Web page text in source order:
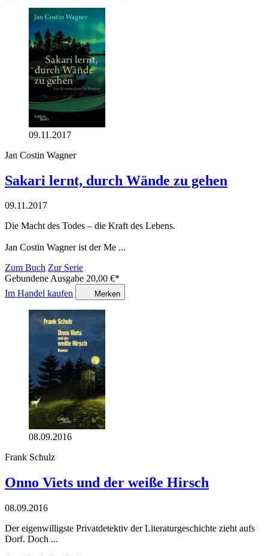
09.11.2017
Jan Costin Wagner
Sakari lernt, durch Wände zu gehen
09.11.2017
Die Macht des Todes – die Kraft des Lebens.
Jan Costin Wagner ist der Me ...
Zum Buch Zur Serie
Gebundene Ausgabe 20,00 €*
Im Handel kaufen
Merken
08.09.2016
Frank Schulz
Onno Viets und der weiße Hirsch
08.09.2016
Der eigenwilligste Privatdetektiv der Literaturgeschichte zieht aufs
Dorf. Doch ...